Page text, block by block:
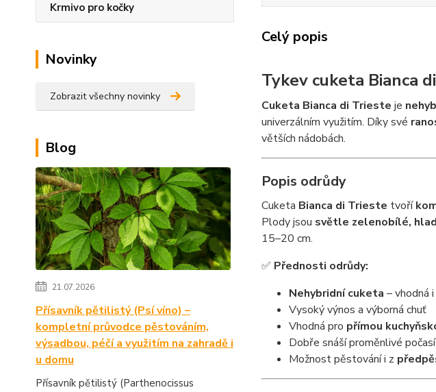
Krmivo pro kočky
Novinky
Zobrazit všechny novinky
Blog
21.07.2026
Přísavník pětilistý (Psí víno) –
kompletní průvodce pěstováním,
výsadbou, péčí a využitím na zahradě i
u domu
Přísavník pětilistý (Parthenocissus
Celý popis
Tykev cuketa Bianca
Cuketa Bianca di Trieste je
univerzálním využitím. Díky své
větších nádobách.
Popis odrůdy
Cuketa Bianca di Trieste tvoří
Plody jsou světle zelenobílé,
15–20 cm.
✅ Přednosti odrůdy:
Nehybridní cuketa – vhodná
Vysoký výnos a výborná chuť
Vhodná pro přímou
Dobře snáší proměnlivé počasí
Možnost pěstování i z